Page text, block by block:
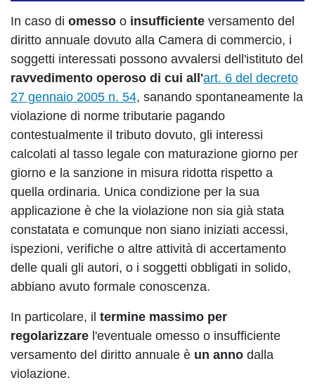
In caso di omesso o insufficiente versamento del
diritto annuale dovuto alla Camera di commercio, i
soggetti interessati possono avvalersi dell'istituto del
ravvedimento operoso di cui all'art. 6 del decreto
27 gennaio 2005 n. 54, sanando spontaneamente la
violazione di norme tributarie pagando
contestualmente il tributo dovuto, gli interessi
calcolati al tasso legale con maturazione giorno per
giorno e la sanzione in misura ridotta rispetto a
quella ordinaria. Unica condizione per la sua
applicazione è che la violazione non sia già stata
constatata e comunque non siano iniziati accessi,
ispezioni, verifiche o altre attività di accertamento
delle quali gli autori, o i soggetti obbligati in solido,
abbiano avuto formale conoscenza.
In particolare, il termine massimo per
regolarizzare l'eventuale omesso o insufficiente
versamento del diritto annuale è un anno dalla
violazione.